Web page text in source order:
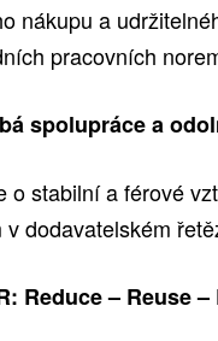
nákupu a
pracovních
spolupráce a
o stabilní a férové
v dodavatelském
Reduce – Reuse –